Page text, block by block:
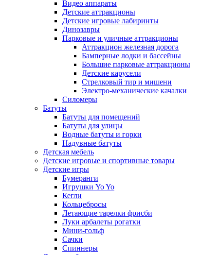
Видео аппараты
Детские аттракционы
Детские игровые лабиринты
Динозавры
Парковые и уличные аттракционы
Аттракцион железная дорога
Бамперные лодки и бассейны
Большие парковые аттракционы
Детские карусели
Стрелковый тир и мишени
Электро-механические качалки
Силомеры
Батуты
Батуты для помещений
Батуты для улицы
Водные батуты и горки
Надувные батуты
Детская мебель
Детские игровые и спортивные товары
Детские игры
Бумеранги
Игрушки Yo Yo
Кегли
Кольцебросы
Летающие тарелки фрисби
Луки арбалеты рогатки
Мини-гольф
Сачки
Спиннеры